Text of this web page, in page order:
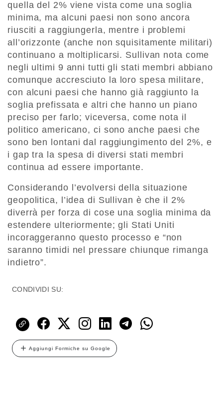
quella del 2% viene vista come una soglia
minima, ma alcuni paesi non sono ancora
riusciti a raggiungerla, mentre i problemi
all’orizzonte (anche non squisitamente militari)
continuano a moltiplicarsi. Sullivan nota come
negli ultimi 9 anni tutti gli stati membri abbiano
comunque accresciuto la loro spesa militare,
con alcuni paesi che hanno già raggiunto la
soglia prefissata e altri che hanno un piano
preciso per farlo; viceversa, come nota il
politico americano, ci sono anche paesi che
sono ben lontani dal raggiungimento del 2%, e
i gap tra la spesa di diversi stati membri
continua ad essere importante.
Considerando l’evolversi della situazione
geopolitica, l’idea di Sullivan è che il 2%
diverrà per forza di cose una soglia minima da
estendere ulteriormente; gli Stati Uniti
incoraggeranno questo processo e “non
saranno timidi nel pressare chiunque rimanga
indietro”.
CONDIVIDI SU:
Aggiungi Formiche su Google